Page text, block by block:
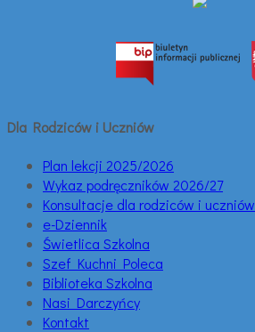
Dla Rodziców i Uczniów
Plan lekcji 2025/2026
Wykaz podręczników 2026/27
Konsultacje dla rodziców i uczniów
e-Dziennik
Świetlica Szkolna
Szef Kuchni Poleca
Biblioteka Szkolna
Nasi Darczyńcy
Kontakt